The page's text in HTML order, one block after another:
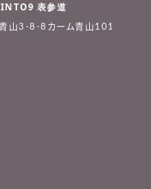
表参道
山3-8-8カーム青山101